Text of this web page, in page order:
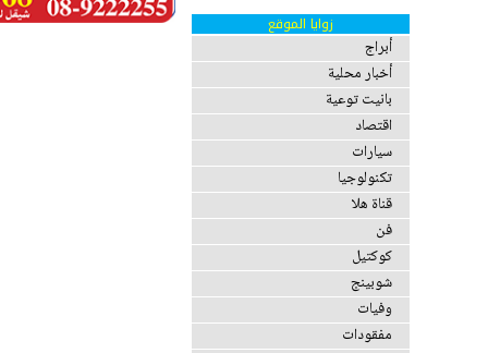
زوايا الموقع
أبراج
أخبار محلية
بانيت توعية
اقتصاد
سيارات
تكنولوجيا
قناة هلا
فن
كوكتيل
شوبينج
وفيات
مفقودات